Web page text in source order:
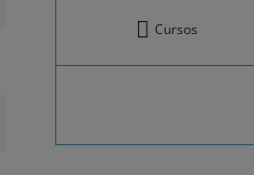
Cursos